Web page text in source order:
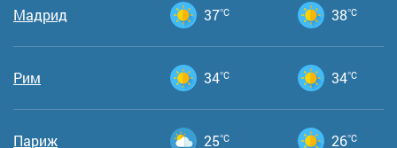
Мадрид 37°C 38°C
Рим 34°C 34°C
Париж 25°C 26°C